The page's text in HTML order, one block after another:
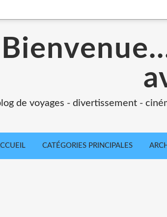
de voyages - divertissement -
CATÉGORIES PRINCIPALES